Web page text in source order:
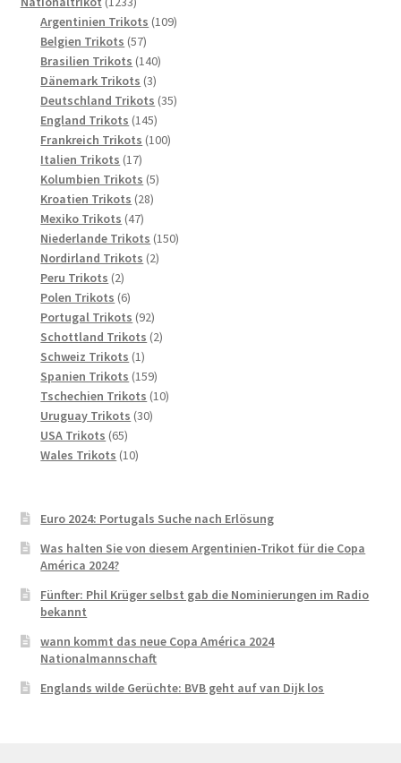
Produkte
Argentinien Trikots 109109
Belgien Trikots 5757
Produkte
Brasilien Trikots 140140
Dänemark Trikots 33
Produkte
Deutschland Trikots 3535
England Trikots 145145
Produkte
Frankreich Trikots 100100
Italien Trikots 1717
Produkte
Kolumbien Trikots 55
Kroatien Trikots 2828
Mexiko Trikots 4747
Produkte
Niederlande Trikots 150150
Nordirland Trikots 22
Peru Trikots 22
Produkte
Polen Trikots 66
Produkte
Portugal Trikots 9292
Produkte
Schottland Trikots 22
Schweiz Trikots 11
Produkt
Spanien Trikots 159159
Produkte
Tschechien Trikots 1010
Uruguay Trikots 3030
USA Trikots 6565
Produkte
Wales Trikots 1010
Euro 2024: Portugals Suche nach Erlösung
Was halten Sie von diesem Argentinien-Trikot für die Copa
América 2024?
Fünfter: Phil Krüger selbst gab die Nominierungen im Radio
bekannt
wann kommt das neue Copa América 2024
Nationalmannschaft
Englands wilde Gerüchte: BVB geht auf van Dijk los